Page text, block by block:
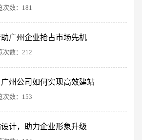
次数：181
广州企业抢占市场先机
次数：212
州公司如何实现高效建站
次数：153
计，助力企业形象升级